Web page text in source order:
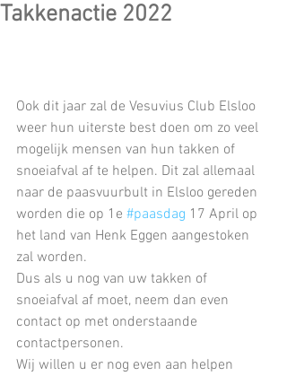
Takkenactie 2022
Ook dit jaar zal de Vesuvius Club Elsloo
weer hun uiterste best doen om zo veel
mogelijk mensen van hun takken of
snoeiafval af te helpen. Dit zal allemaal
naar de paasvuurbult in Elsloo gereden
worden die op 1e #paasdag 17 April op
het land van Henk Eggen aangestoken
zal worden.
Dus als u nog van uw takken of
snoeiafval af moet, neem dan even
contact op met onderstaande
contactpersonen.
Wij willen u er nog even aan helpen